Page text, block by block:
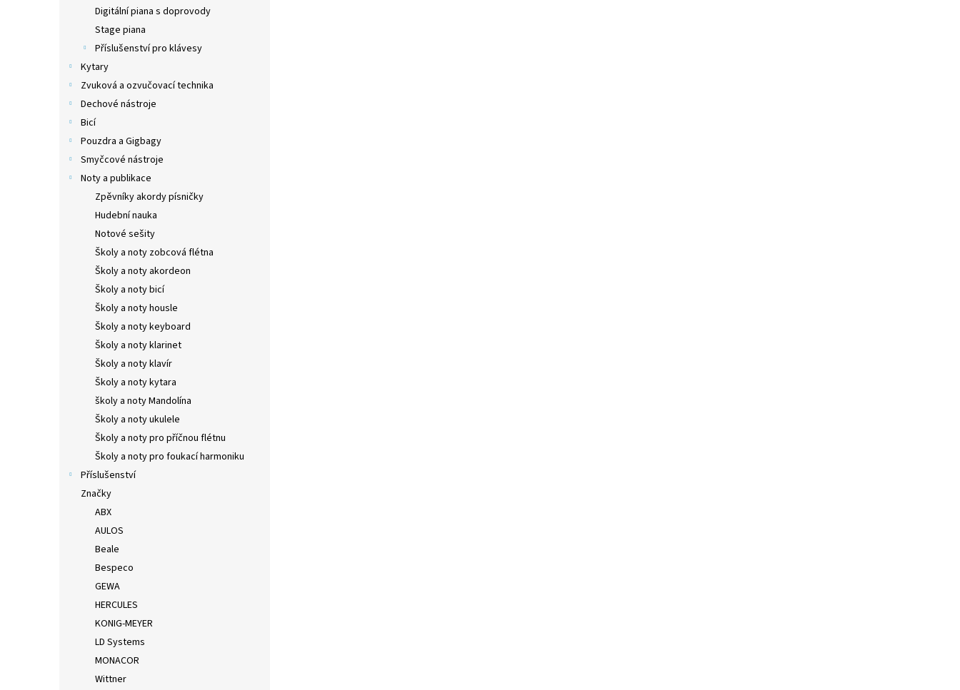
Digitální piana s doprovody
Stage piana
Příslušenství pro klávesy
Kytary
Zvuková a ozvučovací technika
Dechové nástroje
Bicí
Pouzdra a Gigbagy
Smyčcové nástroje
Noty a publikace
Zpěvníky akordy písničky
Hudební nauka
Notové sešity
Školy a noty zobcová flétna
Školy a noty akordeon
Školy a noty bicí
Školy a noty housle
Školy a noty keyboard
Školy a noty klarinet
Školy a noty klavír
Školy a noty kytara
školy a noty Mandolína
Školy a noty ukulele
Školy a noty pro příčnou flétnu
Školy a noty pro foukací harmoniku
Příslušenství
Značky
ABX
AULOS
Beale
Bespeco
GEWA
HERCULES
KONIG-MEYER
LD Systems
MONACOR
Wittner